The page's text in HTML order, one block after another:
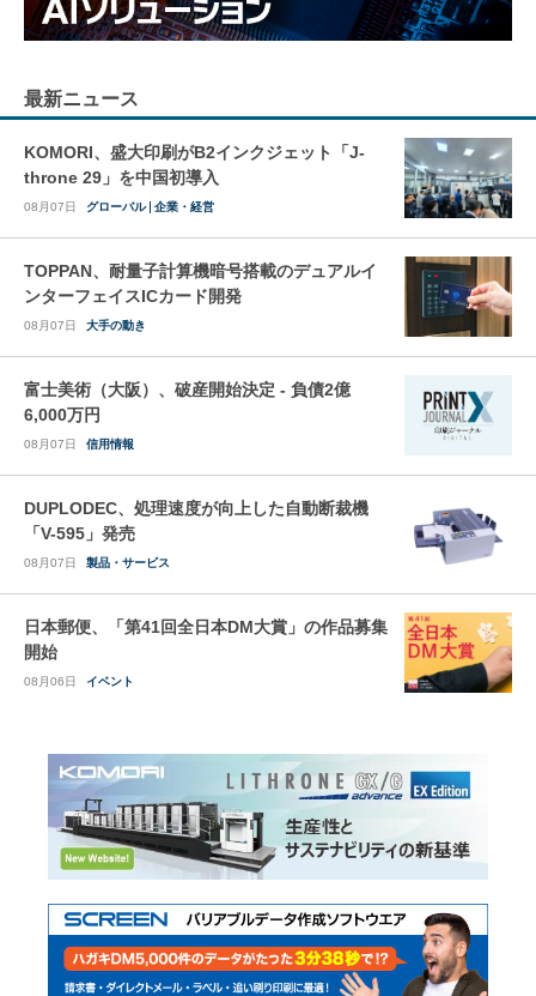
最新ニュース
KOMORI、盛大印刷がB2インクジェット「J-
throne 29」を中国初導入
08月07日 グローバル 企業・経営
TOPPAN、耐量子計算機暗号搭載のデュアルイ
ンターフェイスICカード開発
08月07日 大手の動き
富士美術（大阪）、破産開始決定 - 負債2億
6,000万円
08月07日 信用情報
DUPLODEC、処理速度が向上した自動断裁機
「V-595」発売
08月07日 製品・サービス
日本郵便、「第41回全日本DM大賞」の作品募集
開始
08月06日 イベント